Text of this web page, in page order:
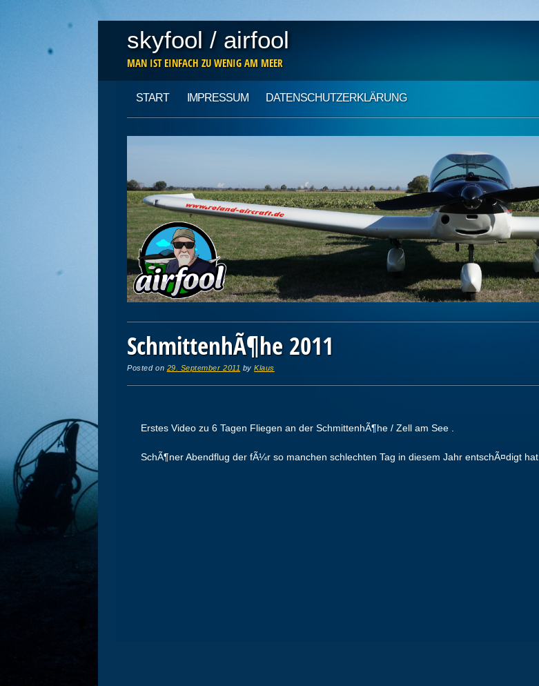
skyfool / airfool
MAN IST EINFACH ZU WENIG AM MEER
Main menu
content
START IMPRESSUM DATENSCHUTZ­ERKLÄRUNG
SchmittenhÃ¶he 2011
Posted on 29. September 2011 byKlaus
Erstes Video zu 6 Tagen Fliegen an der SchmittenhÃ¶he / Zell am See .
SchÃ¶ner Abendflug der fÃ¼r so manchen schlechten Tag in diesem Jahr entschÃ¤digt hat.